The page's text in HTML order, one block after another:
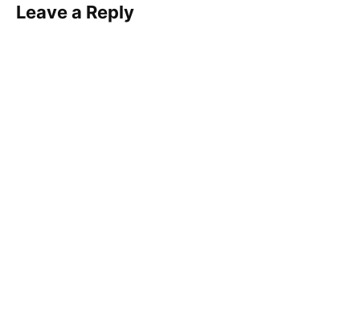
Leave a Reply